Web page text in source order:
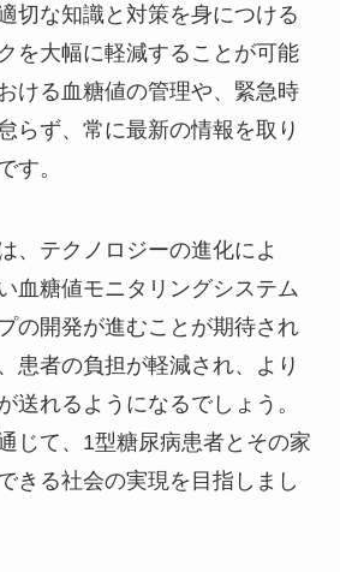
切な知識と対策を身につける
を大幅に軽減することが可能
ける血糖値の管理や、緊急時
らず、常に最新の情報を取り
す。
、テクノロジーの進化によ
血糖値モニタリングシステム
の開発が進むことが期待され
患者の負担が軽減され、より
送れるようになるでしょう。
じて、1型糖尿病患者とその家
きる社会の実現を目指しまし